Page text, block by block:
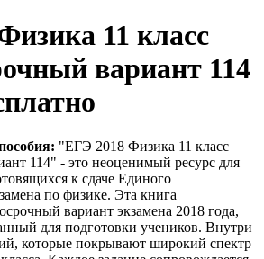
11 класс
вариант 114
"ЕГЭ 2018 Физика 11 класс
114" - это неоценимый ресурс для
к сдаче Единого
по физике. Эта книга
вариант экзамена 2018 года,
для подготовки учеников. Внутри
которые покрывают широкий спектр